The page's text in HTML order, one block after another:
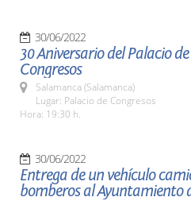
30/06/2022
30 Aniversario del Palacio de
Congresos
Salamanca (Salamanca)
Lugar: Palacio de Congresos
Hora: 19:30 h.
30/06/2022
Entrega de un vehículo
bomberos al Ayuntamiento